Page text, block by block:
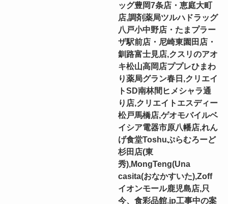
ッグ豊岡7条店・恵庭大町
店,調剤薬局ツルハドラッグ
八戸小中野店・たまプラー
ザ駅前店・尼崎東園田店・
釧路富士見店,クスリのアオ
キ松山高岡店ププレひまわ
り薬局グラン春日,クリエイ
トSD南林間ヒメシャラ通
り店,クリエイトエスディー
松戸馬橋店,ゲオモバイルベ
イシア電器市原八幡店,れん
げ食堂Toshuぷらむろーど
杉田店(東
秀),MongTeng(Una
casita(おなかすいた),Zoff
イオンモール鹿児島店,只
今、食彩品館.jp工事中の案